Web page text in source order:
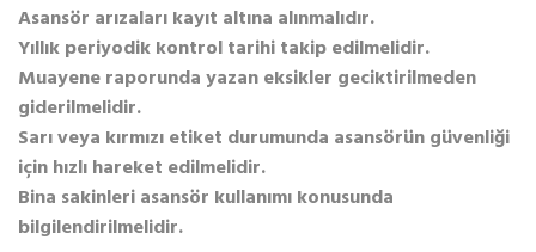
Asansör arızaları kayıt altına alınmalıdır.
Yıllık periyodik kontrol tarihi takip edilmelidir.
Muayene raporunda yazan eksikler geciktirilmeden
giderilmelidir.
Sarı veya kırmızı etiket durumunda asansörün güvenliği
için hızlı hareket edilmelidir.
Bina sakinleri asansör kullanımı konusunda
bilgilendirilmelidir.